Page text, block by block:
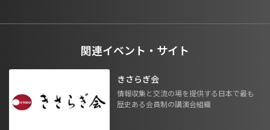
関連イベント・サイト
きさらぎ会
情報収集と交流の場を提供する日本で最も
歴史ある会員制の講演会組織